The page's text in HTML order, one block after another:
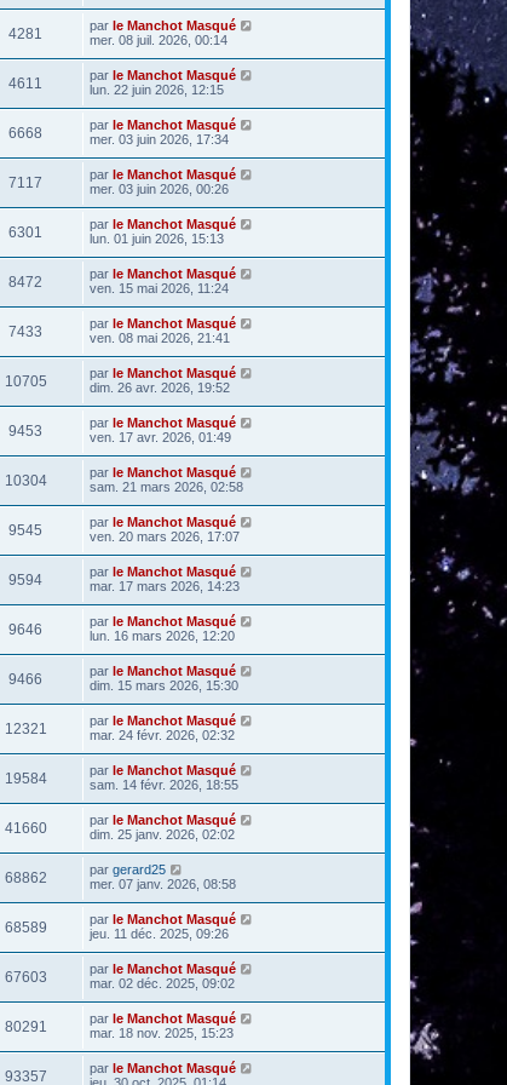
4281 par le Manchot Masqué
mer. 08 juil. 2026, 00:14
4611 par le Manchot Masqué
lun. 22 juin 2026, 12:15
6668 par le Manchot Masqué
mer. 03 juin 2026, 17:34
7117 par le Manchot Masqué
mer. 03 juin 2026, 00:26
6301 par le Manchot Masqué
lun. 01 juin 2026, 15:13
8472 par le Manchot Masqué
ven. 15 mai 2026, 11:24
7433 par le Manchot Masqué
ven. 08 mai 2026, 21:41
10705 par le Manchot Masqué
dim. 26 avr. 2026, 19:52
9453 par le Manchot Masqué
ven. 17 avr. 2026, 01:49
10304 par le Manchot Masqué
sam. 21 mars 2026, 02:58
9545 par le Manchot Masqué
ven. 20 mars 2026, 17:07
9594 par le Manchot Masqué
mar. 17 mars 2026, 14:23
9646 par le Manchot Masqué
lun. 16 mars 2026, 12:20
9466 par le Manchot Masqué
dim. 15 mars 2026, 15:30
12321 par le Manchot Masqué
mar. 24 févr. 2026, 02:32
19584 par le Manchot Masqué
sam. 14 févr. 2026, 18:55
41660 par le Manchot Masqué
dim. 25 janv. 2026, 02:02
68862 par gerard25
mer. 07 janv. 2026, 08:58
68589 par le Manchot Masqué
jeu. 11 déc. 2025, 09:26
67603 par le Manchot Masqué
mar. 02 déc. 2025, 09:02
80291 par le Manchot Masqué
mar. 18 nov. 2025, 15:23
93357 par le Manchot Masqué